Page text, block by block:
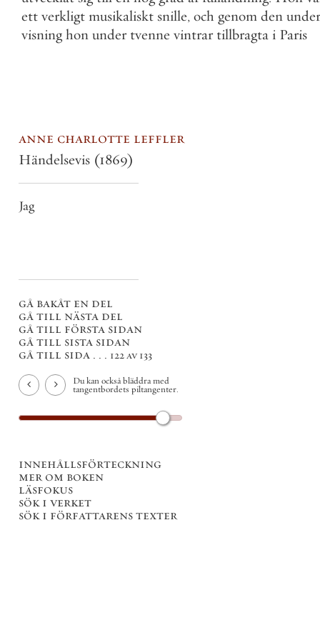
ett verkligt musikaliskt snille, och genom den under
visning hon under tvenne vintrar tillbragta i Paris
anne charlotte leffler
Händelsevis (1869)
Jag
gå bakåt en del
gå till nästa del
gå till första sidan
gå till sista sidan
gå till sida . . . 122 av 133
Du kan också bläddra med
tangentbordets piltangenter.
innehållsförteckning
mer om boken
läsfokus
sök i verket
sök i författarens texter